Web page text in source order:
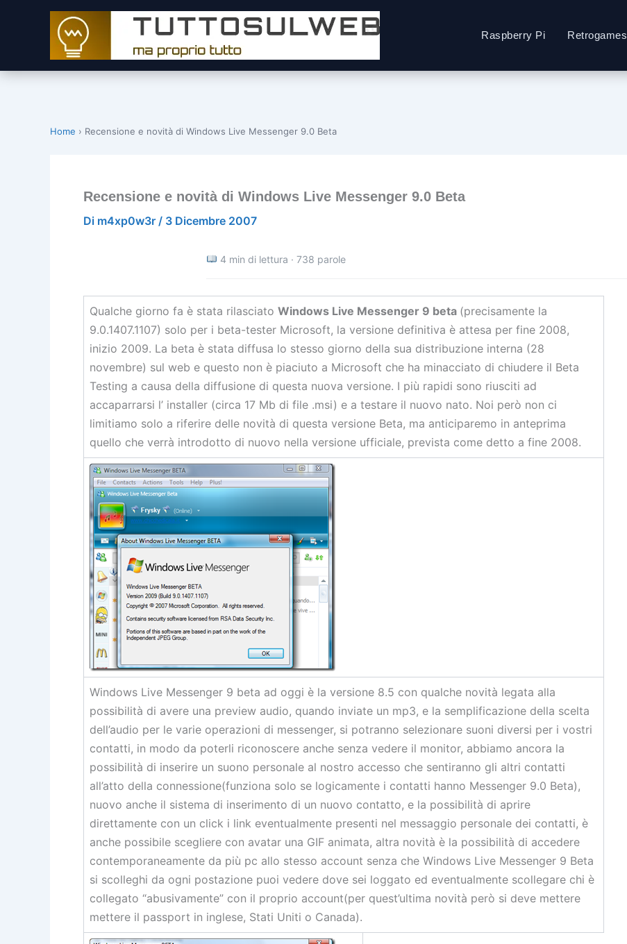
Raspberry Pi Retrogames
Home › Recensione e novità di Windows Live Messenger 9.0 Beta
Recensione e novità di Windows Live Messenger 9.0 Beta
Di m4xp0w3r / 3 Dicembre 2007
4 min di lettura · 738 parole
Qualche giorno fa è stata rilasciato Windows Live Messenger 9 beta (precisamente la
9.0.1407.1107) solo per i beta-tester Microsoft, la versione definitiva è attesa per fine 2008,
inizio 2009. La beta è stata diffusa lo stesso giorno della sua distribuzione interna (28
novembre) sul web e questo non è piaciuto a Microsoft che ha minacciato di chiudere il Beta
Testing a causa della diffusione di questa nuova versione. I più rapidi sono riusciti ad
accaparrarsi l’ installer (circa 17 Mb di file .msi) e a testare il nuovo nato. Noi però non ci
limitiamo solo a riferire delle novità di questa versione Beta, ma anticiparemo in anteprima
quello che verrà introdotto di nuovo nella versione ufficiale, prevista come detto a fine 2008.
Windows Live Messenger 9 beta ad oggi è la versione 8.5 con qualche novità legata alla
possibilità di avere una preview audio, quando inviate un mp3, e la semplificazione della scelta
dell’audio per le varie operazioni di messenger, si potranno selezionare suoni diversi per i vostri
contatti, in modo da poterli riconoscere anche senza vedere il monitor, abbiamo ancora la
possibilità di inserire un suono personale al nostro accesso che sentiranno gli altri contatti
all’atto della connessione(funziona solo se logicamente i contatti hanno Messenger 9.0 Beta),
nuovo anche il sistema di inserimento di un nuovo contatto, e la possibilità di aprire
direttamente con un click i link eventualmente presenti nel messaggio personale dei contatti, è
anche possibile scegliere con avatar una GIF animata, altra novità è la possibilità di accedere
contemporaneamente da più pc allo stesso account senza che Windows Live Messenger 9 Beta
si scolleghi da ogni postazione puoi vedere dove sei loggato ed eventualmente scollegare chi è
collegato “abusivamente” con il proprio account(per quest’ultima novità però si deve mettere
mettere il passport in inglese, Stati Uniti o Canada).